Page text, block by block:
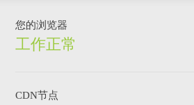
您的浏览器
工作正常
CDN节点